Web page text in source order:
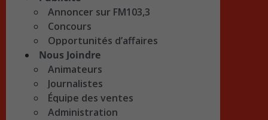
Annoncer sur FM103,3
Concours
Opportunités d’affaires
Nous Joindre
Animateurs
Journalistes
Équipe des ventes
Administration